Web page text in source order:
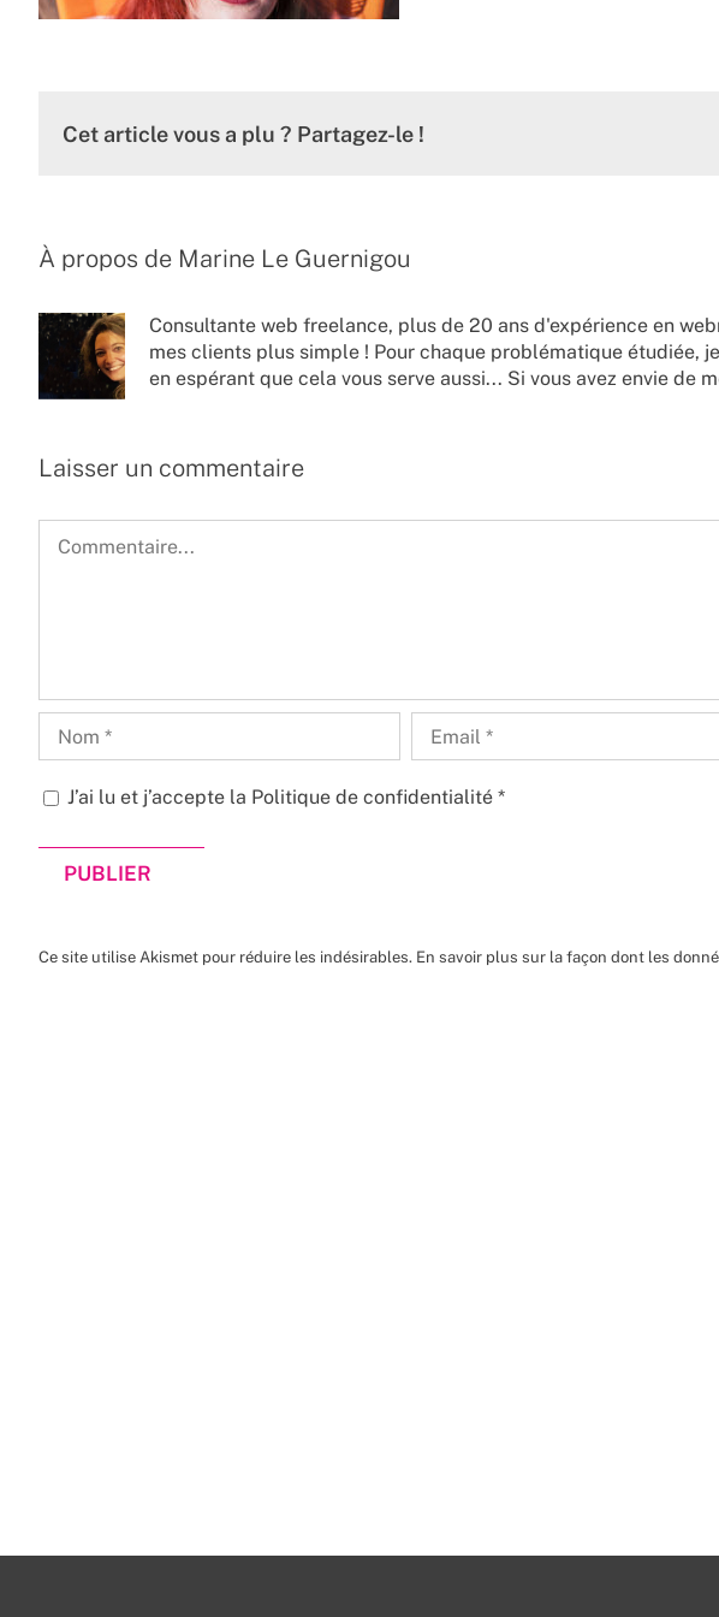
Cet article vous a plu ? Partagez-le !
À propos de Marine Le Guernigou
Consultante web freelance, plus de 20 ans d'expérience en
mes clients plus simple ! Pour chaque problématique étudiée,
en espérant que cela vous serve aussi... Si vous avez envie de
Laisser un commentaire
J’ai lu et j’accepte la Politique de confidentialité *
Ce site utilise Akismet pour réduire les indésirables. En savoir plus sur la façon dont les